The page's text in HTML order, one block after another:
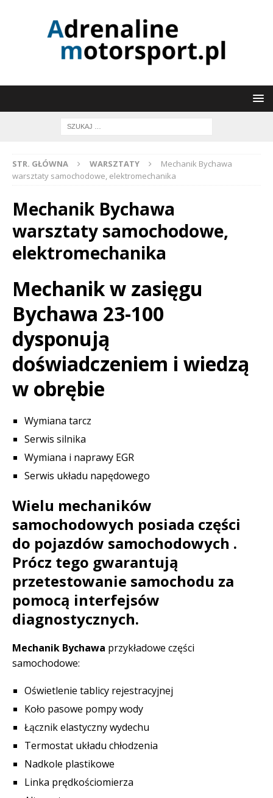
STR. GŁÓWNA WARSZTATY
Mechanik Bychawa
warsztaty samochodowe, elektromechanika
Mechanik Bychawa
warsztaty samochodowe,
elektromechanika
Mechanik w zasięgu
Bychawa 23-100
dysponują
doświadczeniem i wiedzą
w obrębie
Wymiana tarcz
Serwis silnika
Wymiana i naprawy EGR
Serwis układu napędowego
Wielu mechaników
samochodowych posiada części
do pojazdów samochodowych .
Prócz tego gwarantują
przetestowanie samochodu za
pomocą interfejsów
diagnostycznych.
Mechanik Bychawa przykładowe części
samochodowe:
Oświetlenie tablicy rejestracyjnej
Koło pasowe pompy wody
Łącznik elastyczny wydechu
Termostat układu chłodzenia
Nadkole plastikowe
Linka prędkościomierza